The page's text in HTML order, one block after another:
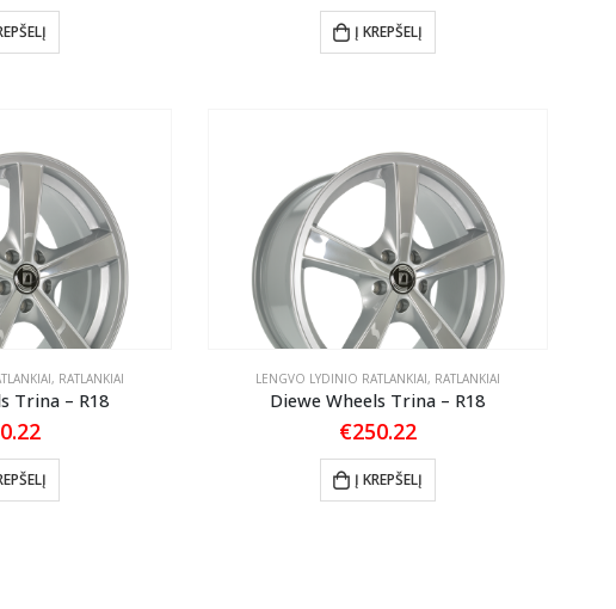
Į KREPŠELĮ
, RATLANKIAI
Trina – R18
LENGVO LYDINIO RATLANKIAI, RATLANKIAI
Diewe Wheels Trina – R18
€250.22
Į KREPŠELĮ